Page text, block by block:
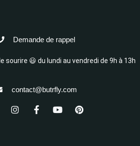
Demande de rappel
sourire 😃 du lundi au vendredi de 9h à 13h
contact@butrfly.com